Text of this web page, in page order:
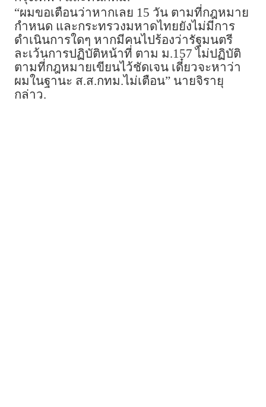
“ผมขอเตือนว่าหากเลย 15 วัน ตามที่กฎหมาย
กำหนด และกระทรวงมหาดไทยยังไม่มีการ
ดำเนินการใดๆ หากมีคนไปร้องว่ารัฐมนตรี
ละเว้นการปฏิบัติหน้าที่ ตาม ม.157 ไม่ปฏิบัติ
ตามที่กฎหมายเขียนไว้ชัดเจน เดี๋ยวจะหาว่า
ผมในฐานะ ส.ส.กทม.ไม่เตือน” นายจิรายุ
กล่าว.